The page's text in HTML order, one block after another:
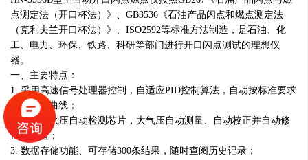
点测定法（开口杯法）》、GB3536《石油产品闪点和燃点测定法
（克利夫兰开口杯法）》、ISO2592等标准方法制造，是石油、化
工、电力、环保、铁路、科研等部门进行开口闪点测试的理想仪
器。
一、主要特点：
1. 采用高速信号处理器控制，自适应PID控制算法，自动按标准要求
调节升温曲线；
2. 内置大气压自动检测芯片，大气压自动测量、自动校正并自动修
正闪点值；
3. 数据存储功能、可存储300条结果，随时查阅历史记录；